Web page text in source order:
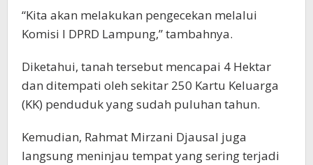
“Kita akan melakukan pengecekan melalui
Komisi I DPRD Lampung,” tambahnya.
Diketahui, tanah tersebut mencapai 4 Hektar
dan ditempati oleh sekitar 250 Kartu Keluarga
(KK) penduduk yang sudah puluhan tahun.
Kemudian, Rahmat Mirzani Djausal juga
langsung meninjau tempat yang sering terjadi